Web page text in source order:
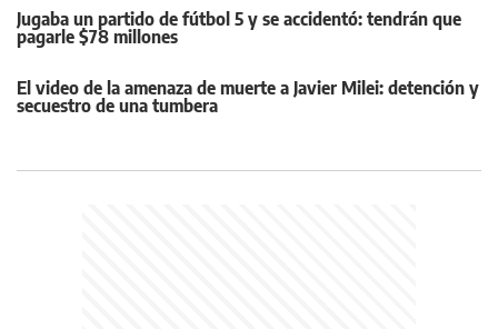
Jugaba un partido de fútbol 5 y se accidentó: tendrán que
pagarle $78 millones
El video de la amenaza de muerte a Javier Milei: detención y
secuestro de una tumbera